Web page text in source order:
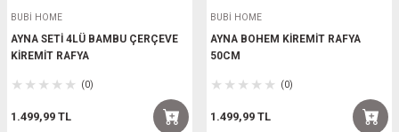
BUBİ HOME
AYNA SETİ 4LÜ BAMBU ÇERÇEVE
KİREMİT RAFYA
(0)
1.499,99 TL
BUBİ HOME
AYNA BOHEM KİREMİT RAFYA
50CM
(0)
1.499,99 TL